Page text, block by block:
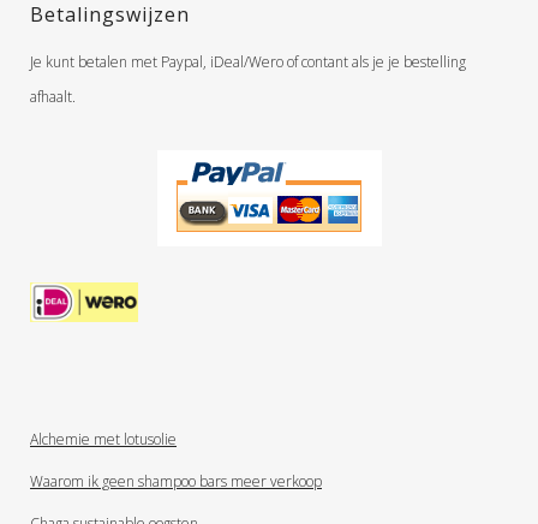
Betalingswijzen
Je kunt betalen met Paypal, iDeal/Wero of contant als je je bestelling
afhaalt.
Alchemie met lotusolie
Waarom ik geen shampoo bars meer verkoop